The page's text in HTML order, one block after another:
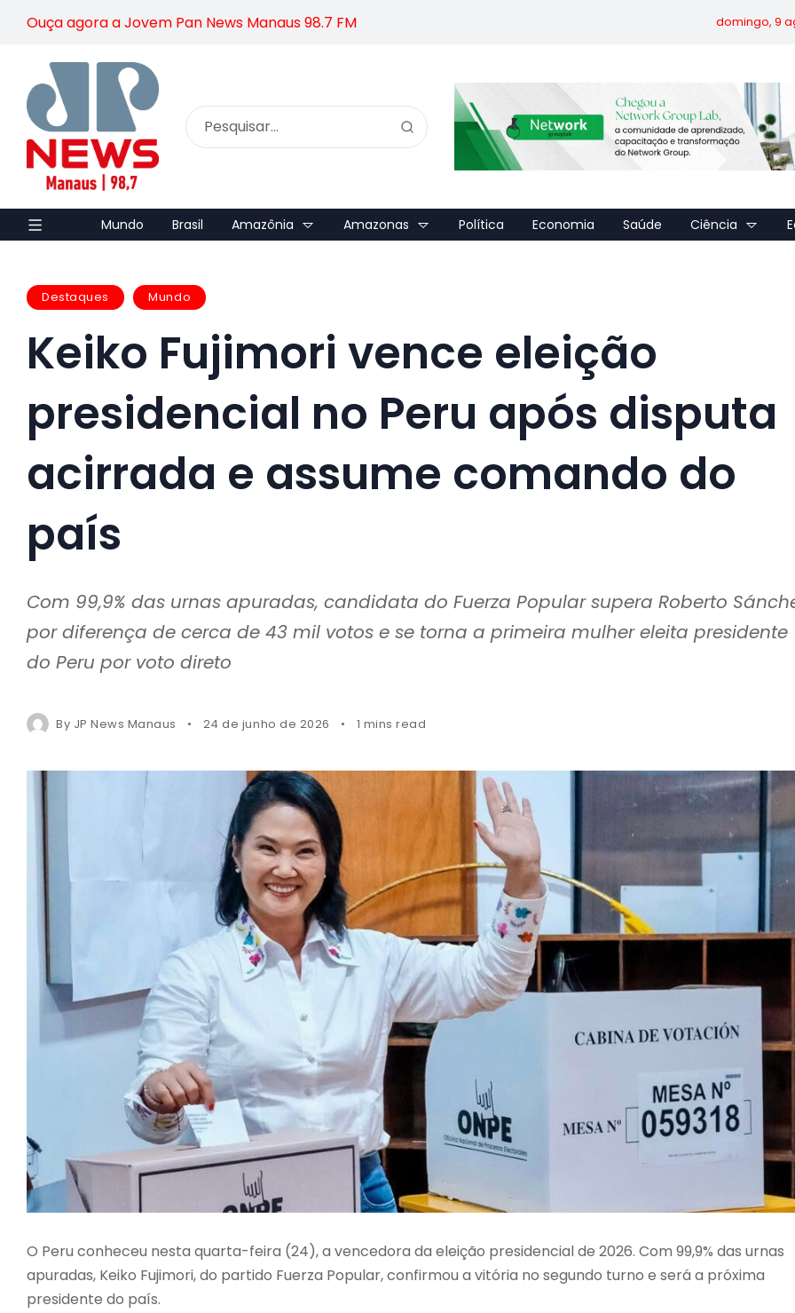
Ouça agora a Jovem Pan News Manaus 98.7 FM domingo, 9
Mundo Brasil Amazônia Amazonas Política Economia Saúde Ciência
Destaques Mundo
Keiko Fujimori vence eleição
presidencial no Peru após disputa
acirrada e assume comando do
país
Com 99,9% das urnas apuradas, candidata do Fuerza Popular supera Roberto
por diferença de cerca de 43 mil votos e se torna a primeira mulher eleita presidente
do Peru por voto direto
By JP News Manaus 24 de junho de 2026 1 mins read
O Peru conheceu nesta quarta-feira (24), a vencedora da eleição presidencial de 2026. Com 99,9% das urnas
apuradas, Keiko Fujimori, do partido Fuerza Popular, confirmou a vitória no segundo turno e será a próxima
presidente do país.